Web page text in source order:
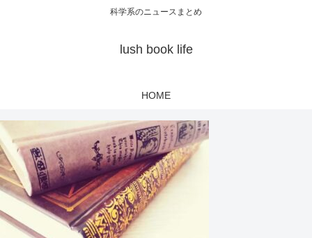
科学系のニュースまとめ
lush book life
HOME